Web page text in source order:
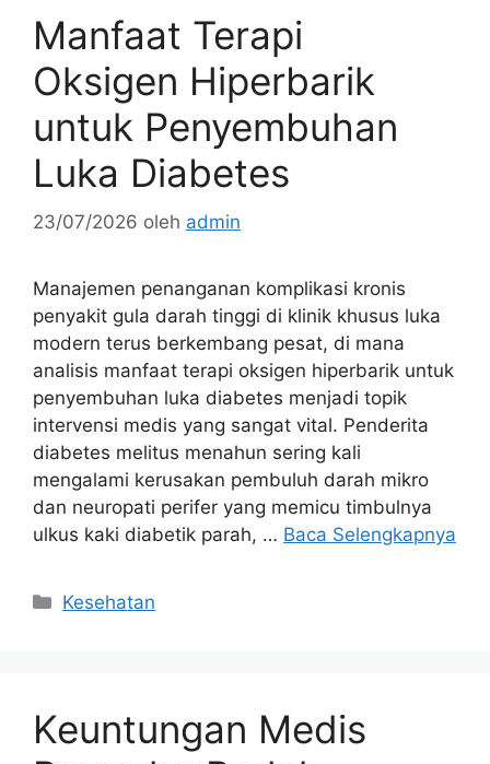
Manfaat Terapi
Oksigen Hiperbarik
untuk Penyembuhan
Luka Diabetes
23/07/2026 oleh admin
Manajemen penanganan komplikasi kronis
penyakit gula darah tinggi di klinik khusus luka
modern terus berkembang pesat, di mana
analisis manfaat terapi oksigen hiperbarik untuk
penyembuhan luka diabetes menjadi topik
intervensi medis yang sangat vital. Penderita
diabetes melitus menahun sering kali
mengalami kerusakan pembuluh darah mikro
dan neuropati perifer yang memicu timbulnya
ulkus kaki diabetik parah, … Baca Selengkapnya
Kategori
Kesehatan
Keuntungan Medis